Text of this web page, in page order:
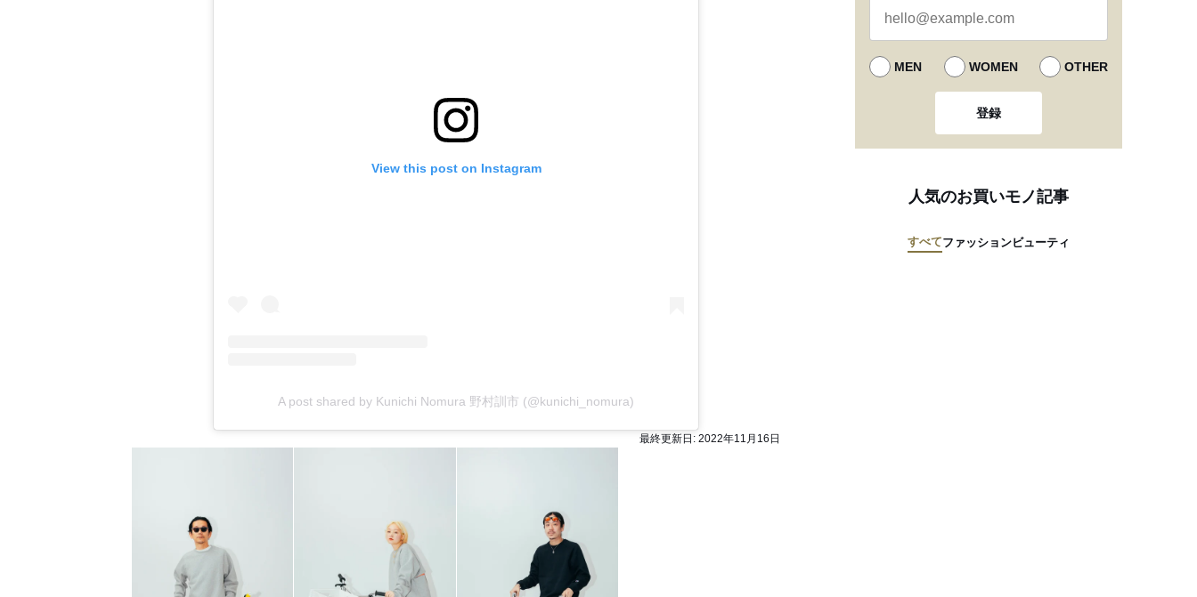
View this post on Instagram
A post shared by Kunichi Nomura 野村訓市 (@kunichi_nomura)
最終更新日: 2022年11月16日
MEN WOMEN OTHER
登録
人気のお買いモノ記事
すべてファッションビューティ